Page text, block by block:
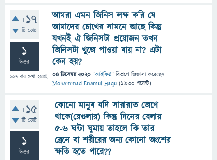
+17
টি ভোট
1
উত্তর
667 বার দেখা হয়েছে
আমরা এমন জিনিস লক্ষ করি যে
আমাদের চোখের সামনে আছে কিন্তু
যখনই ঐ জিনিসটা প্রয়োজন তখন
জিনিসটা খুজে পাওয়া যায় না? এটা
কেন হয়?
04 ডিসেম্বর 2020 "আইকিউ" বিভাগে জিজ্ঞাসাকরেছেন
Mohammad Enamul Haqu (1,930 পয়েন্ট)
+15
টি ভোট
1
উত্তর
কোনো মানুষ যদি সারারাত জেগে
থাকে(রেগুলার) কিন্তু দিনের বেলায়
৫-৬ ঘন্টা ঘুমায় তাহলে কি তার
ব্রেনে বা শরীরের অন্য কোনো অংশের
ক্ষতি হতে পারে??